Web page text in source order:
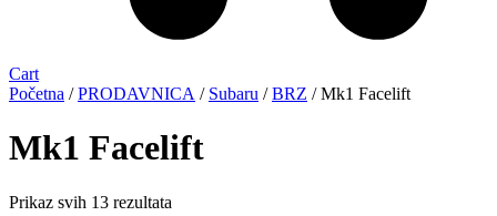
Cart
Početna /PRODAVNICA / Subaru /BRZ / Mk1 Facelift
Mk1 Facelift
Prikaz svih 13 rezultata